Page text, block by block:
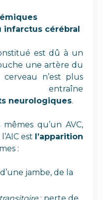
infarctus cérébral
est dû à un
une artère du
n’est plus
entraîne
neurologiques.
qu’un AVC,
est l’apparition
:
jambe, de la